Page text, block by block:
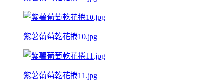
紫薯葡萄乾花捲10.jpg
紫薯葡萄乾花捲11.jpg